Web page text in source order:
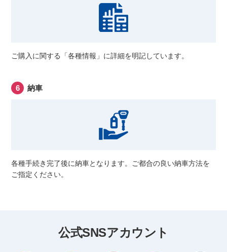
ご購入に関する「各種情報」に詳細を明記しています。
納車
各種手続き完了後に納車となります。ご都合の良い納車方法を
ご指定ください。
公式SNSアカウント